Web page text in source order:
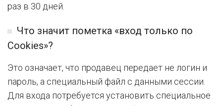
раз в 30 дней.
Что значит пометка «вход только по
Cookies»?
Это означает, что продавец передает не логин и
пароль, а специальный файл с данными сессии.
Для входа потребуется установить специальное